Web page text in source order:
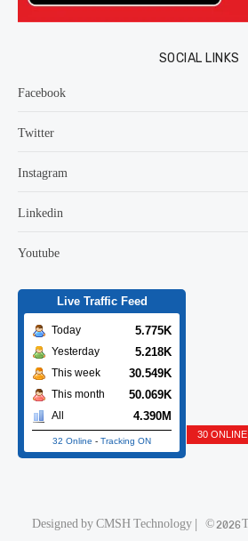
SOCIAL LINKS
Facebook
Twitter
Instagram
Linkedin
Youtube
Live Traffic Feed
Today 5.775K
Yesterday 5.218K
This week 30.549K
This month 50.069K
All 4.390M
32 Online - Tracking ON
30 ONLINE
Designed byCMSH Technology|